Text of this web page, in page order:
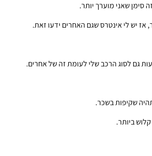
סימן שאני מוערך יותר.
אז יש לי אינטרס שגם האחרים ידעו זאת.
גם לסוג הרכב שלי לעומת זה של אחרים.
שקיפות בשכר.
ביותר.